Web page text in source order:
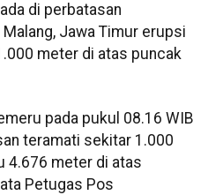
di perbatasan
Jawa Timur erupsi
meter di atas puncak
pada pukul 08.16 WIB
teramati sekitar 1.000
4.676 meter di atas
Petugas Pos